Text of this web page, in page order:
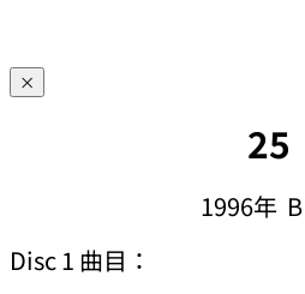
×
25
1996年
Disc 1 曲目：